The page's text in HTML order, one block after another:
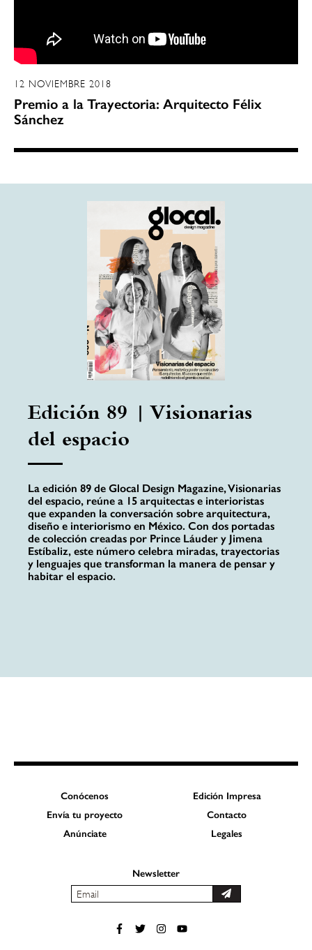
12 NOVIEMBRE 2018
Premio a la Trayectoria: Arquitecto Félix
Sánchez
Edición 89 | Visionarias
del espacio
La edición 89 de Glocal Design Magazine, Visionarias
del espacio, reúne a 15 arquitectas e interioristas
que expanden la conversación sobre arquitectura,
diseño e interiorismo en México. Con dos portadas
de colección creadas por Prince Láuder y Jimena
Estíbaliz, este número celebra miradas, trayectorias
y lenguajes que transforman la manera de pensar y
habitar el espacio.
Conócenos
Edición Impresa
Envía tu proyecto
Contacto
Anúnciate
Legales
Newsletter